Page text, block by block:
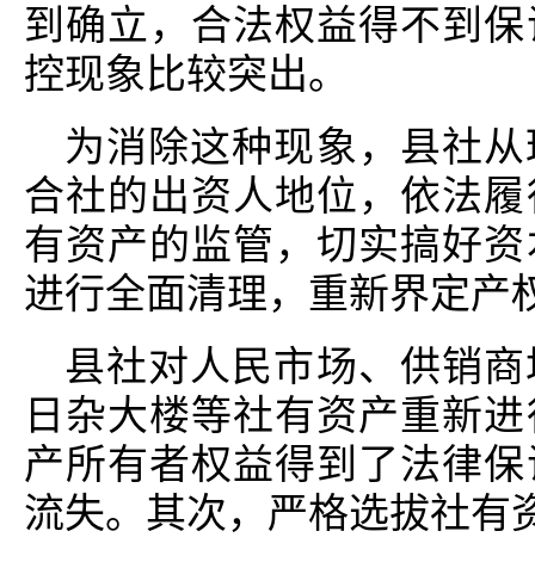
到确立，合法权益得不到
控现象比较突出。
为消除这种现象，县社
合社的出资人地位，依法
有资产的监管，切实搞好
进行全面清理，重新界定产
县社对人民市场、供销
日杂大楼等社有资产重新
产所有者权益得到了法律
流失。其次，严格选拔社有